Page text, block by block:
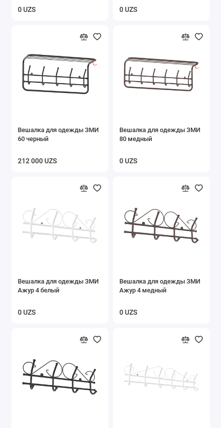
0 UZS 0 UZS
Вешалка для одежды ЗМИ
60 черный
212 000 UZS
Вешалка для одежды ЗМИ
80 медный
0 UZS
Вешалка для одежды ЗМИ
Ажур 4 белый
0 UZS
Вешалка для одежды ЗМИ
Ажур 4 медный
0 UZS